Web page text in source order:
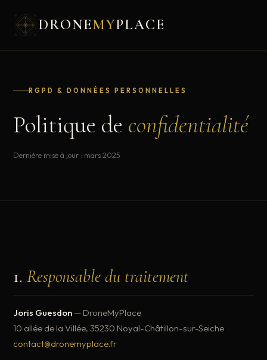
DRONEMYPLACE
RGPD & DONNÉES PERSONNELLES
Politique de confidentialité
Dernière mise à jour : mars 2025
1.Responsable du traitement
Joris Guesdon — DroneMyPlace
10 allée de la Villée, 35230 Noyal-Châtillon-sur-Seiche
contact@dronemyplace.fr